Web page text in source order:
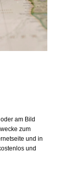
am Bild
zum
und in
und